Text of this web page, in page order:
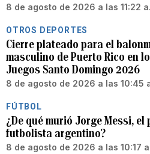
8 de agosto de 2026 a las 11:22
OTROS DEPORTES
Cierre plateado para el
masculino de Puerto Rico en
Juegos Santo Domingo 2026
8 de agosto de 2026 a las 10:45
FÚTBOL
¿De qué murió Jorge Messi, el
futbolista argentino?
8 de agosto de 2026 a las 10:17